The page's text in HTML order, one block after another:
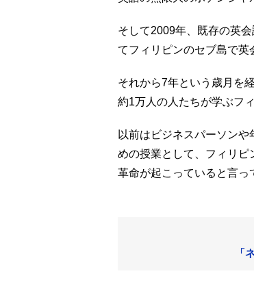
そして2009年、既存の英
てフィリピンのセブ島で英
それから7年という歳月を
約1万人の人たちが学ぶフ
以前はビジネスパーソン
めの授業として、フィリ
革命が起こっていると言っ
「